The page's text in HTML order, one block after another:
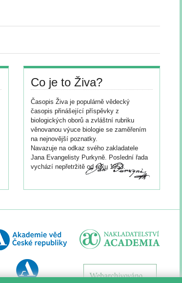
Co je to Živa?
Časopis Živa je populárně vědecký
časopis přinášející příspěvky z
biologických oborů a zvláštní rubriku
věnovanou výuce biologie se zaměřením
na nejnovější poznatky.
Navazuje na odkaz svého zakladatele
Jana Evangelisty Purkyně. Poslední řada
vychází nepřetržitě od roku 1953.